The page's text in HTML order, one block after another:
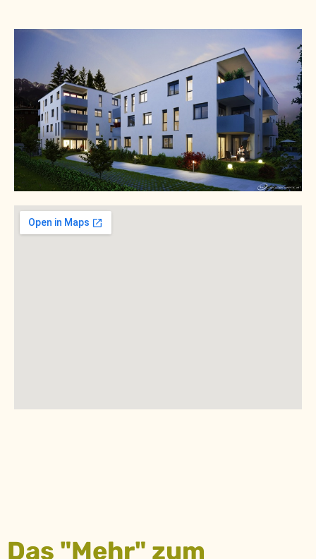
Das "Mehr" zum